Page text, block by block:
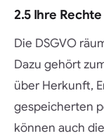
2.5 Ihre Rechte
Die DSGVO
Dazu gehört
über Herkunft,
gespeicherten
können auch